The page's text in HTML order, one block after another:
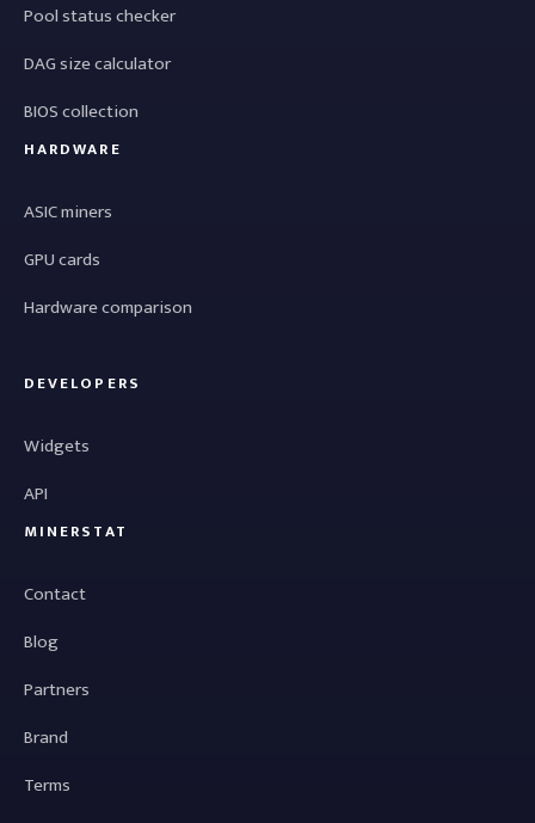
Pool status checker
DAG size calculator
BIOS collection
HARDWARE
ASIC miners
GPU cards
Hardware comparison
DEVELOPERS
Widgets
API
MINERSTAT
Contact
Blog
Partners
Brand
Terms